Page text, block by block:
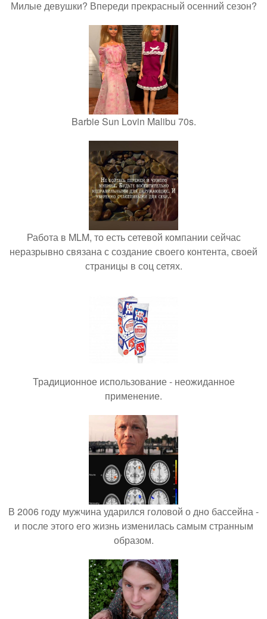
Милые девушки? Впереди прекрасный осенний сезон?
Barbie Sun Lovin Malibu 70s.
Работа в MLM, то есть сетевой компании сейчас
неразрывно связана с создание своего контента, своей
страницы в соц сетях.
Традиционное использование - неожиданное
применение.
В 2006 году мужчина ударился головой о дно бассейна -
и после этого его жизнь изменилась самым странным
образом.